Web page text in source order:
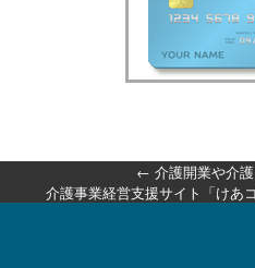
← 介護開業や介護
介護事業経営支援サイト「けあ